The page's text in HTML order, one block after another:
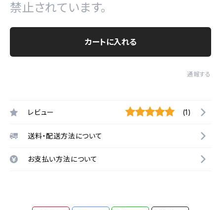
禁止されています。
カートに入れる
通報する
レビュー (1)
送料・配送方法について
お支払い方法について